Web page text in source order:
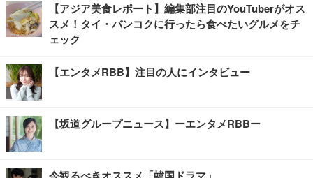
【アジア美食レポート】編集部注目のYouTuberがオス
スメ！タイ・バンコクに行ったら食べたいグルメをチ
ェック
【エンタメRBB】注目の人にインタビュー
【坂道グループニュース】ーエンタメRBBー